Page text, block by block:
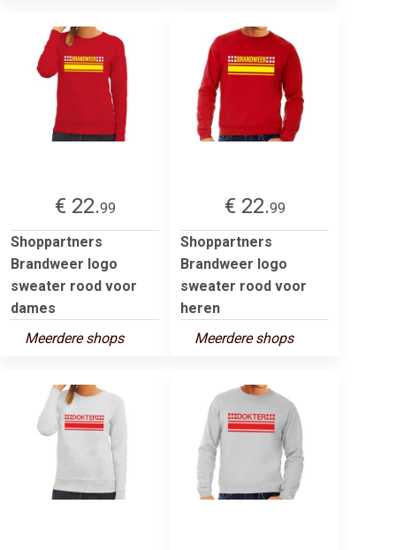
€ 22.99
Shoppartners
Brandweer logo
sweater rood voor
dames
Meerdere shops
€ 22.99
Shoppartners
Brandweer logo
sweater rood voor
heren
Meerdere shops